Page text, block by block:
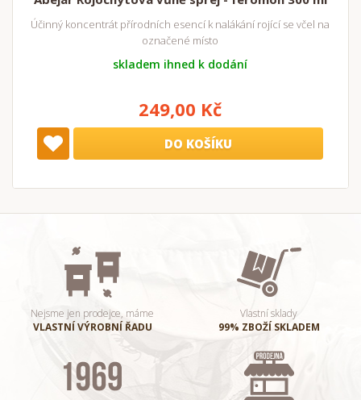
Účinný koncentrát přírodních esencí k nalákání rojící se včel na
označené místo
skladem ihned k dodání
249,00 Kč
DO KOŠÍKU
Nejsme jen prodejce, máme
VLASTNÍ VÝROBNÍ ŘADU
Vlastní sklady
99% ZBOŽÍ SKLADEM